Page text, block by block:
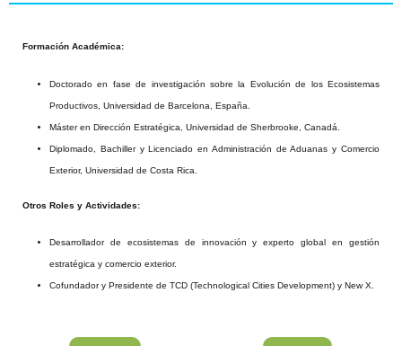
Formación Académica:
Doctorado en fase de investigación sobre la Evolución de los Ecosistemas
Productivos, Universidad de Barcelona, España.
Máster en Dirección Estratégica, Universidad de Sherbrooke, Canadá.
Diplomado, Bachiller y Licenciado en Administración de Aduanas y Comercio
Exterior, Universidad de Costa Rica.
Otros Roles y Actividades:
Desarrollador de ecosistemas de innovación y experto global en gestión
estratégica y comercio exterior.
Cofundador y Presidente de TCD (Technological Cities Development) y New X.